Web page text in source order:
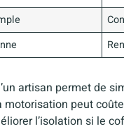
artisan permet de
peut
l’isolation si le